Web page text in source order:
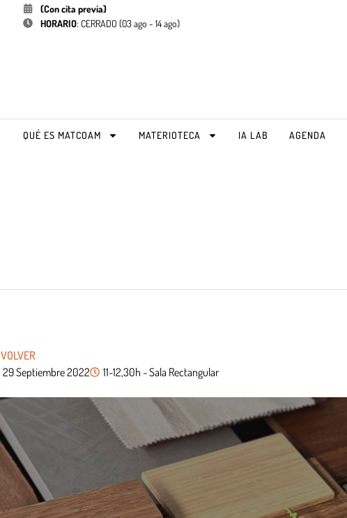
(Con cita previa)
HORARIO: CERRADO (03 ago - 14 ago)
QUÉ ES MATCOAM MATERIOTECA IA LAB AGENDA
VOLVER
29 Septiembre 2022
11-12,30h - Sala Rectangular